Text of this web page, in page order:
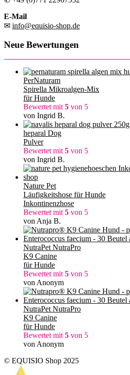
E-Mail
✉ info@equisio-shop.de
Neue Bewertungen
PerNaturam
Spirella Mikroalgen-Mix
für Hunde
Bewertet mit 5 von 5
von Ingrid B.
heparal Dog
Pulver
Bewertet mit 5 von 5
von Ingrid B.
Nature Pet
Läufigkeitshose für Hunde
Inkontinenzhose
Bewertet mit 5 von 5
von Anja B.
NutraPet NutraPro
K9 Canine
für Hunde
Bewertet mit 5 von 5
von Anonym
NutraPet NutraPro
K9 Canine
für Hunde
Bewertet mit 5 von 5
von Anonym
© EQUISIO Shop 2025